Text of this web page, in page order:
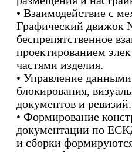
• Взаимодействие с
Графический движок
беспрепятственное
проектированием
частями изделия.
• Управление
блокирования,
документов и ревизий.
• Формирование
документации по
и сборки